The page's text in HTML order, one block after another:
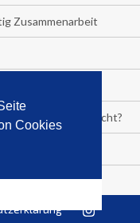
Cookies
Zusammenarbeit
seit 2013 vervierfacht?